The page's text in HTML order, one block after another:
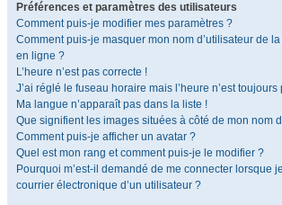
Préférences et paramètres des utilisateurs
Comment puis-je modifier mes paramètres ?
Comment puis-je masquer mon nom d’utilisateur de
en ligne ?
L’heure n’est pas correcte !
J’ai réglé le fuseau horaire mais l’heure n’est toujours
Ma langue n’apparaît pas dans la liste !
Que signifient les images situées à côté de mon nom
Comment puis-je afficher un avatar ?
Quel est mon rang et comment puis-je le modifier ?
Pourquoi m’est-il demandé de me connecter lorsque
courrier électronique d’un utilisateur ?